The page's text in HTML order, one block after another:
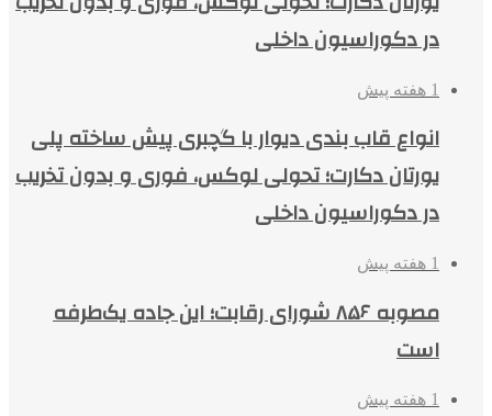
در دکوراسیون داخلی
1 هفته پیش
انواع قاب بندی دیوار با گچبری پیش ساخته پلی
یورتان دکارت؛ تحولی لوکس، فوری و بدون تخریب
در دکوراسیون داخلی
1 هفته پیش
مصوبه ۸۵۶ شورای رقابت؛ این جاده یک‌طرفه
است
1 هفته پیش